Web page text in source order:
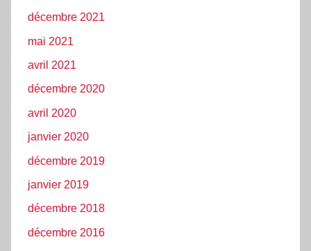
décembre 2021
mai 2021
avril 2021
décembre 2020
avril 2020
janvier 2020
décembre 2019
janvier 2019
décembre 2018
décembre 2016